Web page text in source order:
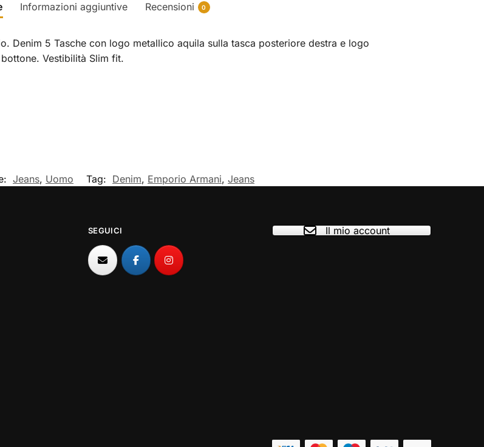
Informazioni aggiuntive Recensioni 0
Denim 5 Tasche con logo metallico aquila sulla tasca posteriore destra e logo
Vestibilità Slim fit.
Jeans, Uomo Tag: Denim, Emporio Armani, Jeans
SEGUICI Il mio account